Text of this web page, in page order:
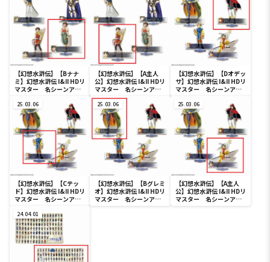
【幻想水滸伝】【Bナナ
ミ】幻想水滸伝 I&II HDリ
マスター 名シーンアク
【幻想水滸伝】【A主人
公】幻想水滸伝 I&II HDリ
マスター 名シーンアク
リルスタンドVol.2
【幻想水滸伝】【Dオデッ
サ】幻想水滸伝 I&II HDリ
マスター 名シーンアク
25.03.06
【幻想水滸伝】【Cテッ
ド】幻想水滸伝 I&II HDリ
マスター 名シーンアク
25.03.06
【幻想水滸伝】【Bグレミ
オ】幻想水滸伝 I&II HDリ
マスター 名シーンアク
25.03.06
【幻想水滸伝】【A主人
公】幻想水滸伝 I&II HDリ
マスター 名シーンアク
24.04.01